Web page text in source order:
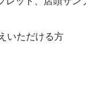
いただける方